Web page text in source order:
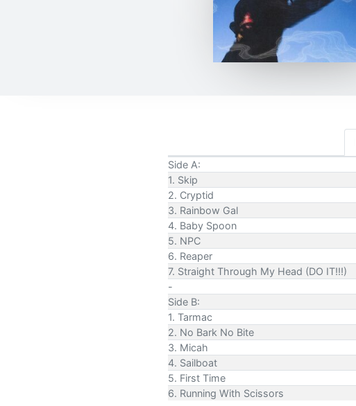
Side A:
1. Skip
2. Cryptid
3. Rainbow Gal
4. Baby Spoon
5. NPC
6. Reaper
7. Straight Through My Head (DO IT!!!)
-
Side B:
1. Tarmac
2. No Bark No Bite
3. Micah
4. Sailboat
5. First Time
6. Running With Scissors